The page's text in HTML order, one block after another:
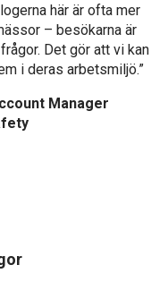
här är ofta mer
– besökarna är
Det gör att vi kan
i deras arbetsmiljö.”
Manager